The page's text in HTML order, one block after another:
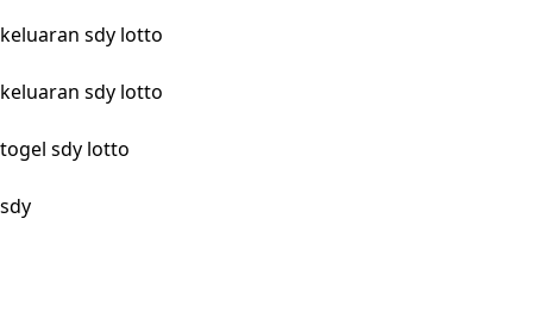
keluaran sdy lotto
keluaran sdy lotto
togel sdy lotto
sdy